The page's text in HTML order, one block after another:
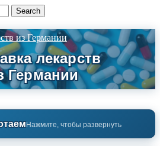
Нажмите, чтобы развернуть